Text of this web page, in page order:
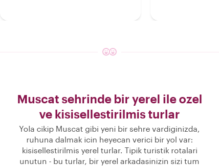
Muscat sehrinde bir yerel ile ozel
ve kisisellestirilmis turlar
Yola cikip Muscat gibi yeni bir sehre vardiginizda,
ruhuna dalmak icin heyecan verici bir yol var:
kisisellestirilmis yerel turlar. Tipik turistik rotalari
unutun - bu turlar, bir yerel arkadasinizin sizi tum